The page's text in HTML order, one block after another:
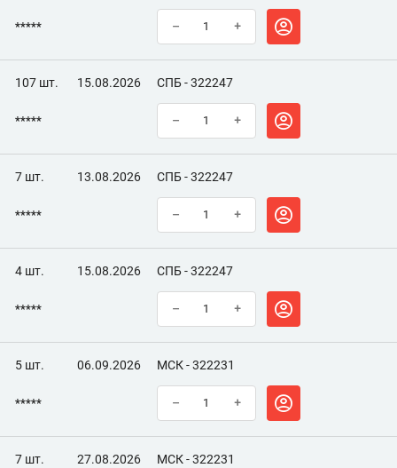
***** – +
107 шт. 15.08.2026 СПБ - 322247
***** – +
7 шт. 13.08.2026 СПБ - 322247
***** – +
4 шт. 15.08.2026 СПБ - 322247
***** – +
5 шт. 06.09.2026 МСК - 322231
***** – +
7 шт. 27.08.2026 МСК - 322231